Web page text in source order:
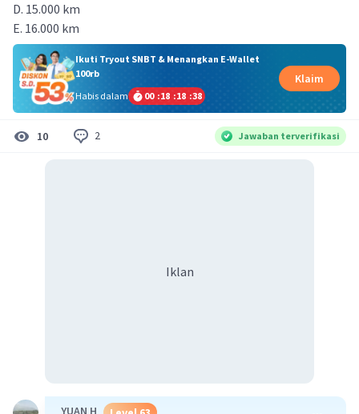
D. 15.000 km
E. 16.000 km
Ikuti Tryout SNBT & Menangkan E-Wallet
100rb
Habis dalam
00 :18 :18 :37
Klaim
10 2 Jawaban terverifikasi
Iklan
YUAN H